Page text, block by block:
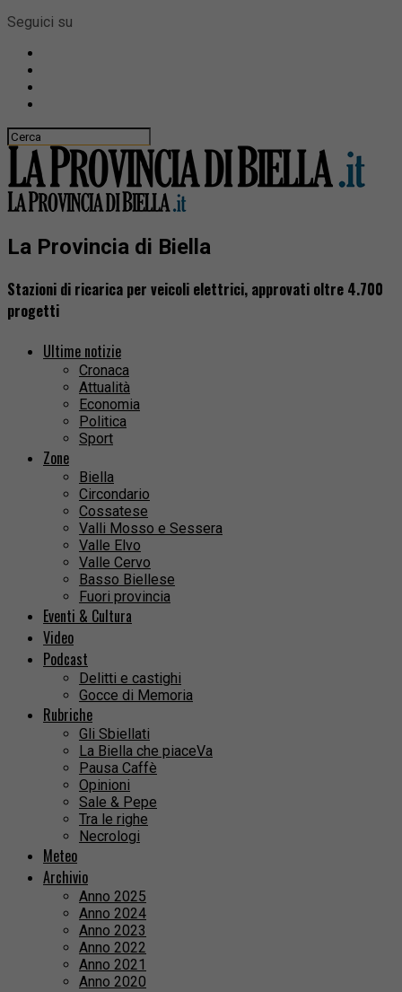
Seguici su
La Provincia di Biella
Stazioni di ricarica per veicoli elettrici, approvati oltre 4.700
progetti
Ultime notizie
Cronaca
Attualità
Economia
Politica
Sport
Zone
Biella
Circondario
Cossatese
Valli Mosso e Sessera
Valle Elvo
Valle Cervo
Basso Biellese
Fuori provincia
Eventi & Cultura
Video
Podcast
Delitti e castighi
Gocce di Memoria
Rubriche
Gli Sbiellati
La Biella che piaceVa
Pausa Caffè
Opinioni
Sale & Pepe
Tra le righe
Necrologi
Meteo
Archivio
Anno 2025
Anno 2024
Anno 2023
Anno 2022
Anno 2021
Anno 2020